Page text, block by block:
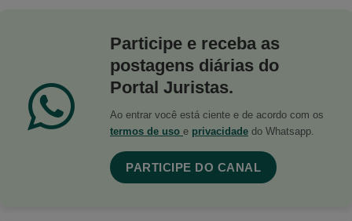
Participe e receba as
postagens diárias do
Portal Juristas.
Ao entrar você está ciente e de acordo com os
termos de uso e privacidade do Whatsapp.
PARTICIPE DO CANAL